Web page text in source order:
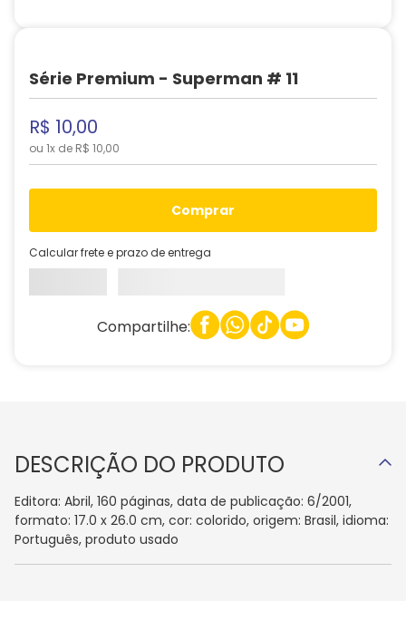
Série Premium - Superman # 11
R$ 10,00
ou 1x de R$ 10,00
comprar
Calcular frete e prazo de entrega
Compartilhe:
DESCRIÇÃO DO PRODUTO
Editora: Abril, 160 páginas, data de publicação: 6/2001,
formato: 17.0 x 26.0 cm, cor: colorido, origem: Brasil, idioma:
Português, produto usado